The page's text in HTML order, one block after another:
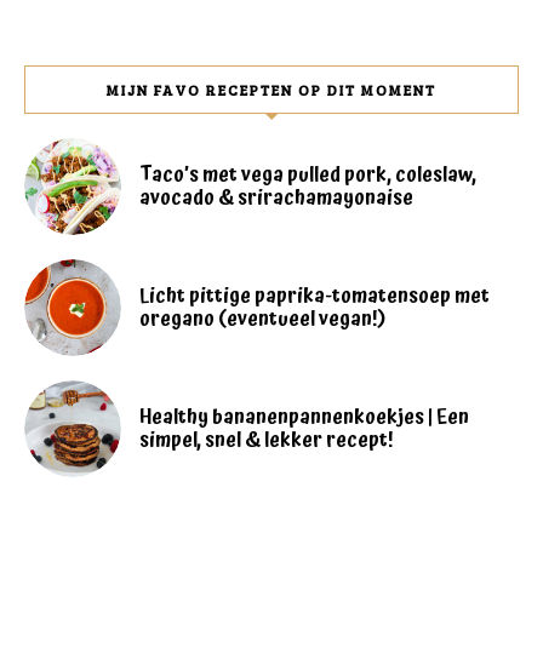
MIJN FAVO RECEPTEN OP DIT MOMENT
Taco’s met vega pulled pork, coleslaw,
avocado & srirachamayonaise
Licht pittige paprika-tomatensoep met
oregano (eventueel vegan!)
Healthy bananenpannenkoekjes | Een
simpel, snel & lekker recept!